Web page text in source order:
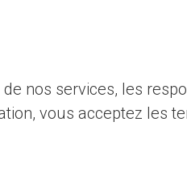
nos services, les
vous acceptez les